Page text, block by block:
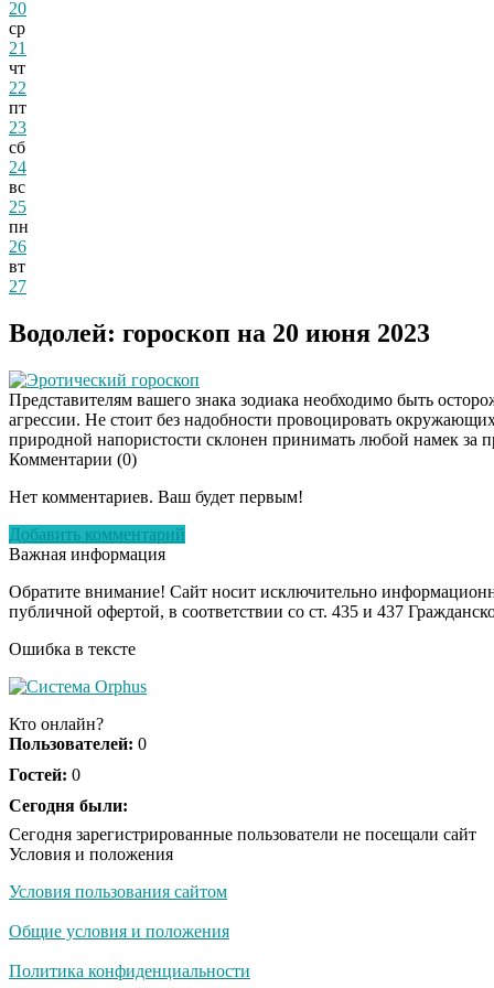
20
ср
21
чт
22
пт
23
сб
24
вс
25
пн
26
вт
27
Водолей: гороскоп на 20 июня 2023
Эротический гороскоп
Представителям вашего знака зодиака необходимо быть
агрессии. Не стоит без надобности провоцировать
природной напористости склонен принимать любой намек за
Комментарии (0)
Нет комментариев. Ваш будет первым!
Добавить комментарий
Важная информация
Обратите внимание! Сайт носит исключительно
публичной офертой, в соответствии со ст. 435 и 437
Ошибка в тексте
Кто онлайн?
Пользователей: 0
Гостей: 0
Сегодня были:
Сегодня зарегистрированные пользователи не посещали сайт
Условия и положения
Условия пользования сайтом
Общие условия и положения
Политика конфиденциальности